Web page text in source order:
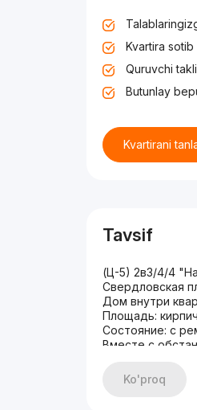
Kvartira
Quruvchi
Butunlay
Kvartirani
Tavsif
(Ц-5) 2в3/4/4
Свердловская
Дом внутри
Площадь:
Состояние: с
Вместе с
Ko'proq